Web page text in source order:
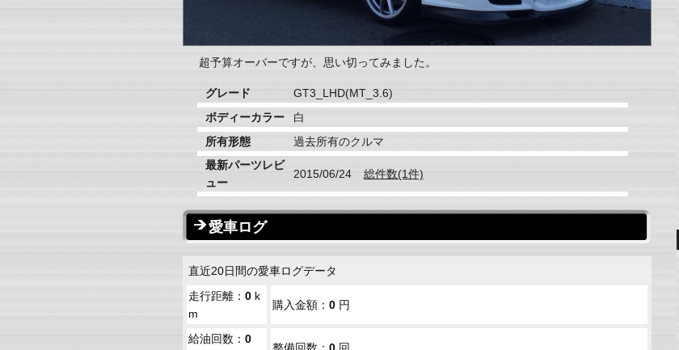
超予算オーバーですが、思い切ってみました。
グレード
GT3_LHD(MT_3.6)
ボディーカラー
白
所有形態
過去所有のクルマ
最新パーツレビ
ュー
2015/06/24 総件数(1件)
愛車ログ
直近20日間の愛車ログデータ
走行距離： 0 k
m
購入金額： 0 円
給油回数： 0